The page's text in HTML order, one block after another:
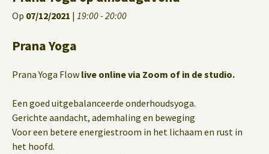
Op 07/12/2021 | 19:00 - 20:00
Prana Yoga
Prana Yoga Flow live online via Zoom of in de studio.
Een goed uitgebalanceerde onderhoudsyoga.
Gerichte aandacht, ademhaling en beweging
Voor een betere energiestroom in het lichaam en rust in
het hoofd.